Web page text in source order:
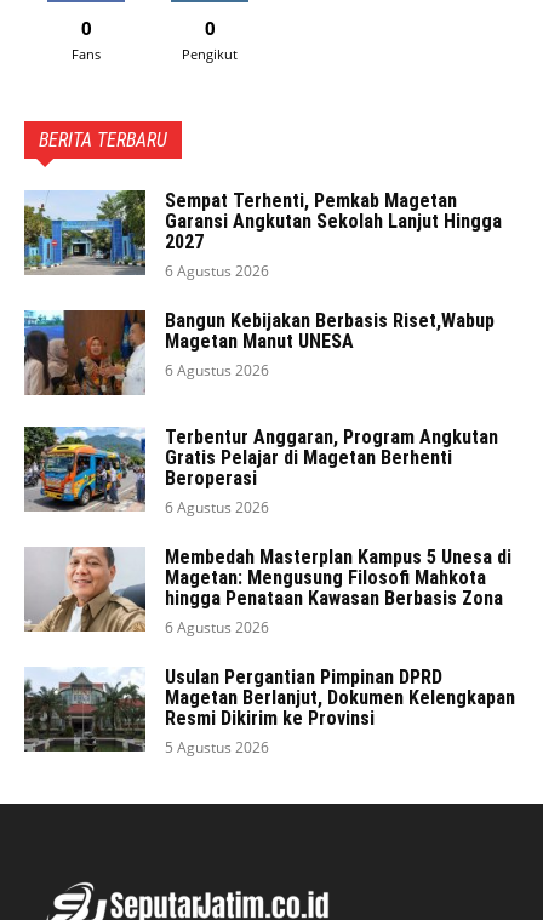
0
Fans
0
Pengikut
BERITA TERBARU
Sempat Terhenti, Pemkab Magetan
Garansi Angkutan Sekolah Lanjut Hingga
2027
6 Agustus 2026
Bangun Kebijakan Berbasis Riset,Wabup
Magetan Manut UNESA
6 Agustus 2026
Terbentur Anggaran, Program Angkutan
Gratis Pelajar di Magetan Berhenti
Beroperasi
6 Agustus 2026
Membedah Masterplan Kampus 5 Unesa di
Magetan: Mengusung Filosofi Mahkota
hingga Penataan Kawasan Berbasis Zona
6 Agustus 2026
Usulan Pergantian Pimpinan DPRD
Magetan Berlanjut, Dokumen Kelengkapan
Resmi Dikirim ke Provinsi
5 Agustus 2026